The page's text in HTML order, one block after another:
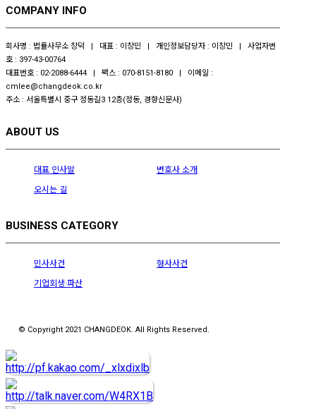
COMPANY INFO
회사명 : 법률사무소 창덕 | 대표 : 이창민 | 개인정보담당자 : 이창민 | 사업자번
호 : 397-43-00764
대표번호 : 02-2088-6444 | 팩스 : 070-8151-8180 | 이메일 :
cmlee@changdeok.co.kr
주소 : 서울특별시 중구 정동길3 12층(정동, 경향신문사)
ABOUT US
대표 인사말
변호사 소개
오시는 길
BUSINESS CATEGORY
민사사건
형사사건
기업회생·파산
© Copyright 2021 CHANGDEOK. All Rights Reserved.